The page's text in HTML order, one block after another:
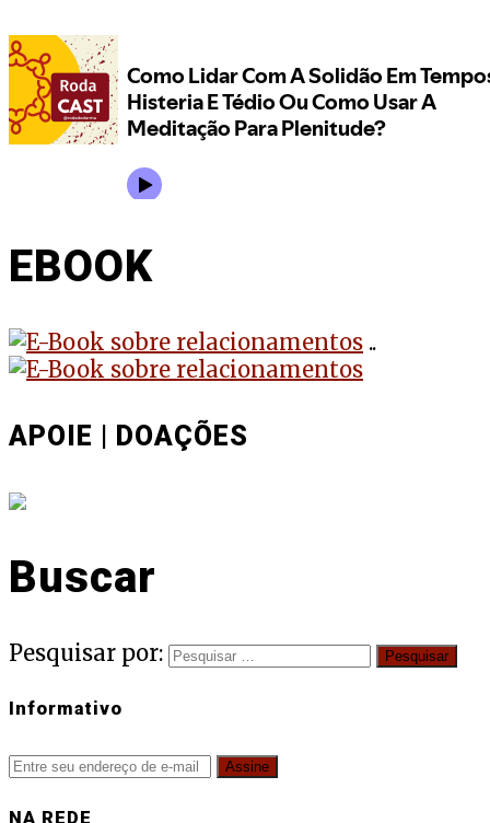
EBOOK
..
APOIE | DOAÇÕES
Buscar
Pesquisar por:
Informativo
NA REDE